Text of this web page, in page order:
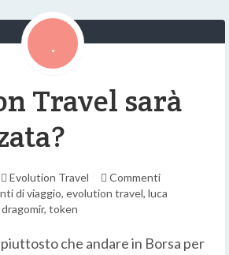
Travel sarà
Evolution Travel
Commenti
di viaggio, evolution travel, luca
, token
che andare in Borsa per